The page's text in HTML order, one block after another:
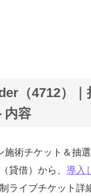
（4712）
内容
施術チケット＆抽
貸借）から、 導入
ライブチケット詳